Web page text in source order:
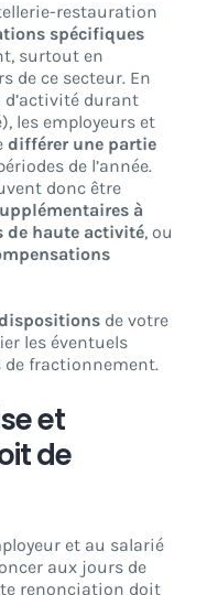
restauration
spécifiques
surtout en
de ce secteur. En
durant
les employeurs et
différer une partie
de l’année.
donc être
à
de haute activité, ou
de votre
les éventuels
de fractionnement.
et
de
et au salarié
aux jours de
renonciation doit